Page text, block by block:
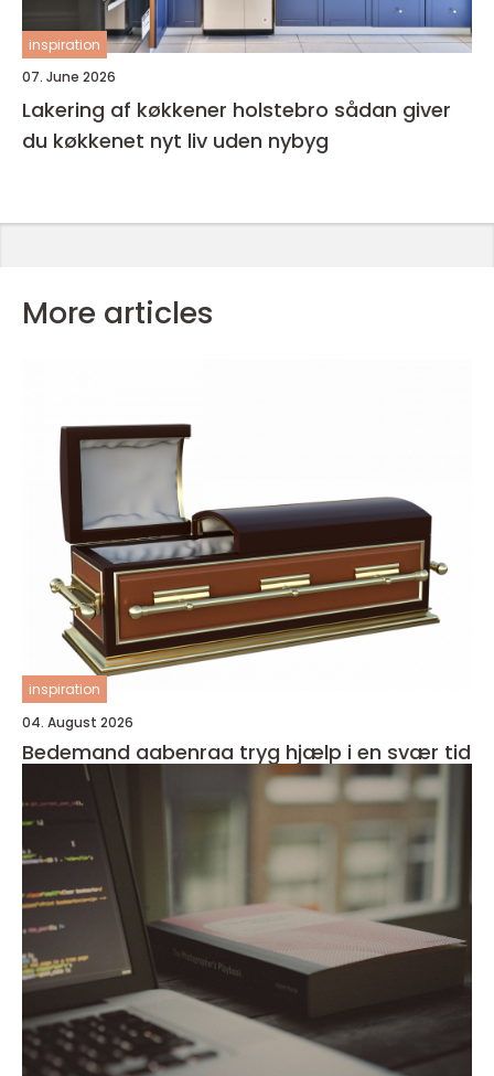
inspiration
07. June 2026
Lakering af køkkener holstebro sådan giver
du køkkenet nyt liv uden nybyg
More articles
inspiration
04. August 2026
Bedemand aabenraa tryg hjælp i en svær tid